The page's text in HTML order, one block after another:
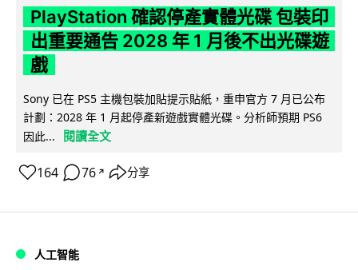
PlayStation 確認停產實體光碟 包裝印
出重要通告 2028 年 1 月後不出光碟遊
戲
Sony 已在 PS5 主機包裝加貼提示貼紙，重申官方 7 月已公布
計劃：2028 年 1 月起停產新遊戲實體光碟。分析師預期 PS6
因此...
閱讀全文
164 76 ↗ 分享
人工智能